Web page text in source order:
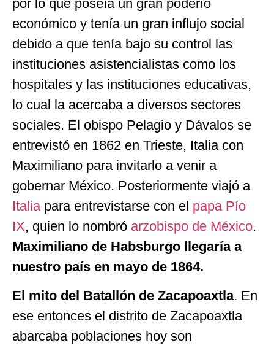
por lo que poseía un gran poderío
económico y tenía un gran influjo social
debido a que tenía bajo su control las
instituciones asistencialistas como los
hospitales y las instituciones educativas,
lo cual la acercaba a diversos sectores
sociales. El obispo Pelagio y Dávalos se
entrevistó en 1862 en Trieste, Italia con
Maximiliano para invitarlo a venir a
gobernar México. Posteriormente viajó a
Italia para entrevistarse con el papa Pío
IX, quien lo nombró arzobispo de México.
Maximiliano de Habsburgo llegaría a
nuestro país en mayo de 1864.
El mito del Batallón de Zacapoaxtla. En
ese entonces el distrito de Zacapoaxtla
abarcaba poblaciones hoy son